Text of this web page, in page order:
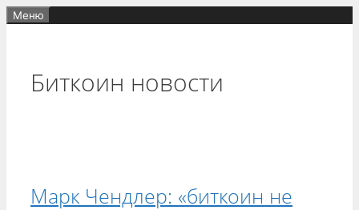
Перейти
Меню
Биткоин новости
Марк Чендлер: «биткоин не